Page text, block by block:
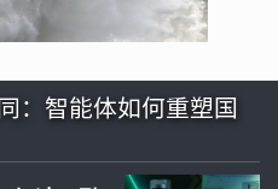
：智能体如何重塑国